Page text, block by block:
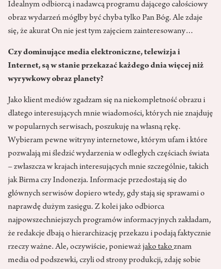
Idealnym odbiorcą i nadawcą programu dającego całościowy
obraz wydarzeń mógłby być chyba tylko Pan Bóg. Ale zdaje
się, że akurat On nie jest tym zajęciem zainteresowany…
Czy dominujące media elektroniczne, telewizja i
Internet, są w stanie przekazać każdego dnia więcej niż
wyrywkowy obraz planety?
Jako klient mediów zgadzam się na niekompletność obrazu i
dlatego interesujących mnie wiadomości, których nie znajduję
w popularnych serwisach, poszukuję na własną rękę.
Wybieram pewne witryny internetowe, którym ufam i które
pozwalają mi śledzić wydarzenia w odległych częściach świata
– zwłaszcza w krajach interesujących mnie szczególnie, takich
jak Birma czy Indonezja. Informacje przedostają się do
głównych serwisów dopiero wtedy, gdy stają się sprawami o
naprawdę dużym zasięgu. Z kolei jako odbiorca
najpowszechniejszych programów informacyjnych zakładam,
że redakcje dbają o hierarchizację przekazu i podają faktycznie
rzeczy ważne. Ale, oczywiście, ponieważjako takoznam
media od podszewki, czyli od strony produkcji, zdaję sobie